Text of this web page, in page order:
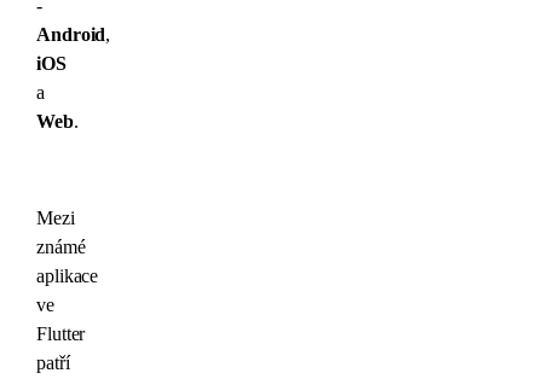
-
Android,
iOS
a
Web.
Mezi
známé
aplikace
ve
Flutter
patří